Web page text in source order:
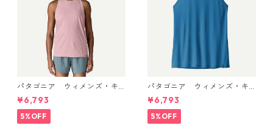
パタゴニア ウィメンズ・キ
ャプリーン・クール・ウルト
ラ・タンク Light Violet - Qu
iet Violet X-Dye 44740 日本
正規品
¥6,793
5%OFF
パタゴニア ウィメンズ・キ
ャプリーン・クール・ウルト
ラ・タンク Aquatic Blue - Li
ght Aquatic Blue X-Dye 447
40 日本正規品
¥6,793
5%OFF